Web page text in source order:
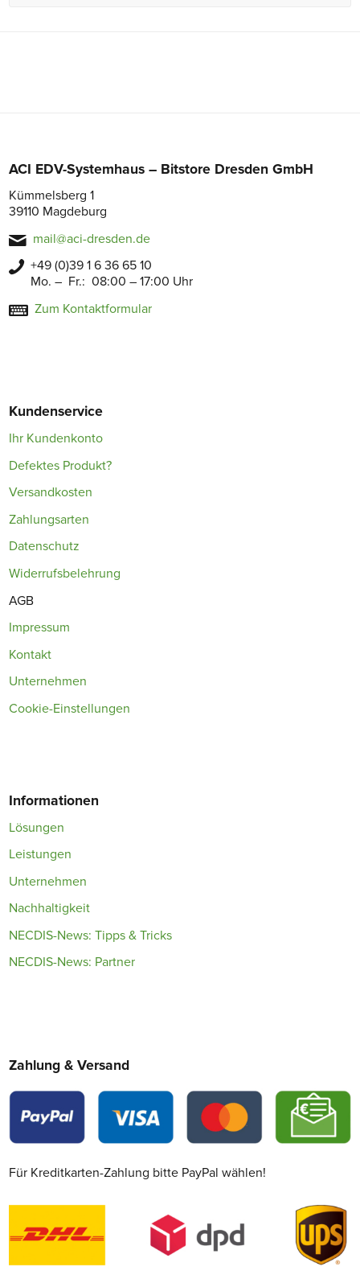
ACI EDV-Systemhaus – Bitstore Dresden GmbH
Kümmelsberg 1
39110 Magdeburg
mail@aci-dresden.de
+49 (0)39 1 6 36 65 10
Mo. – Fr.: 08:00 – 17:00 Uhr
Zum Kontaktformular
Kundenservice
Ihr Kundenkonto
Defektes Produkt?
Versandkosten
Zahlungsarten
Datenschutz
Widerrufsbelehrung
AGB
Impressum
Kontakt
Unternehmen
Cookie-Einstellungen
Informationen
Lösungen
Leistungen
Unternehmen
Nachhaltigkeit
NECDIS-News: Tipps & Tricks
NECDIS-News: Partner
Zahlung & Versand
Für Kreditkarten-Zahlung bitte PayPal wählen!